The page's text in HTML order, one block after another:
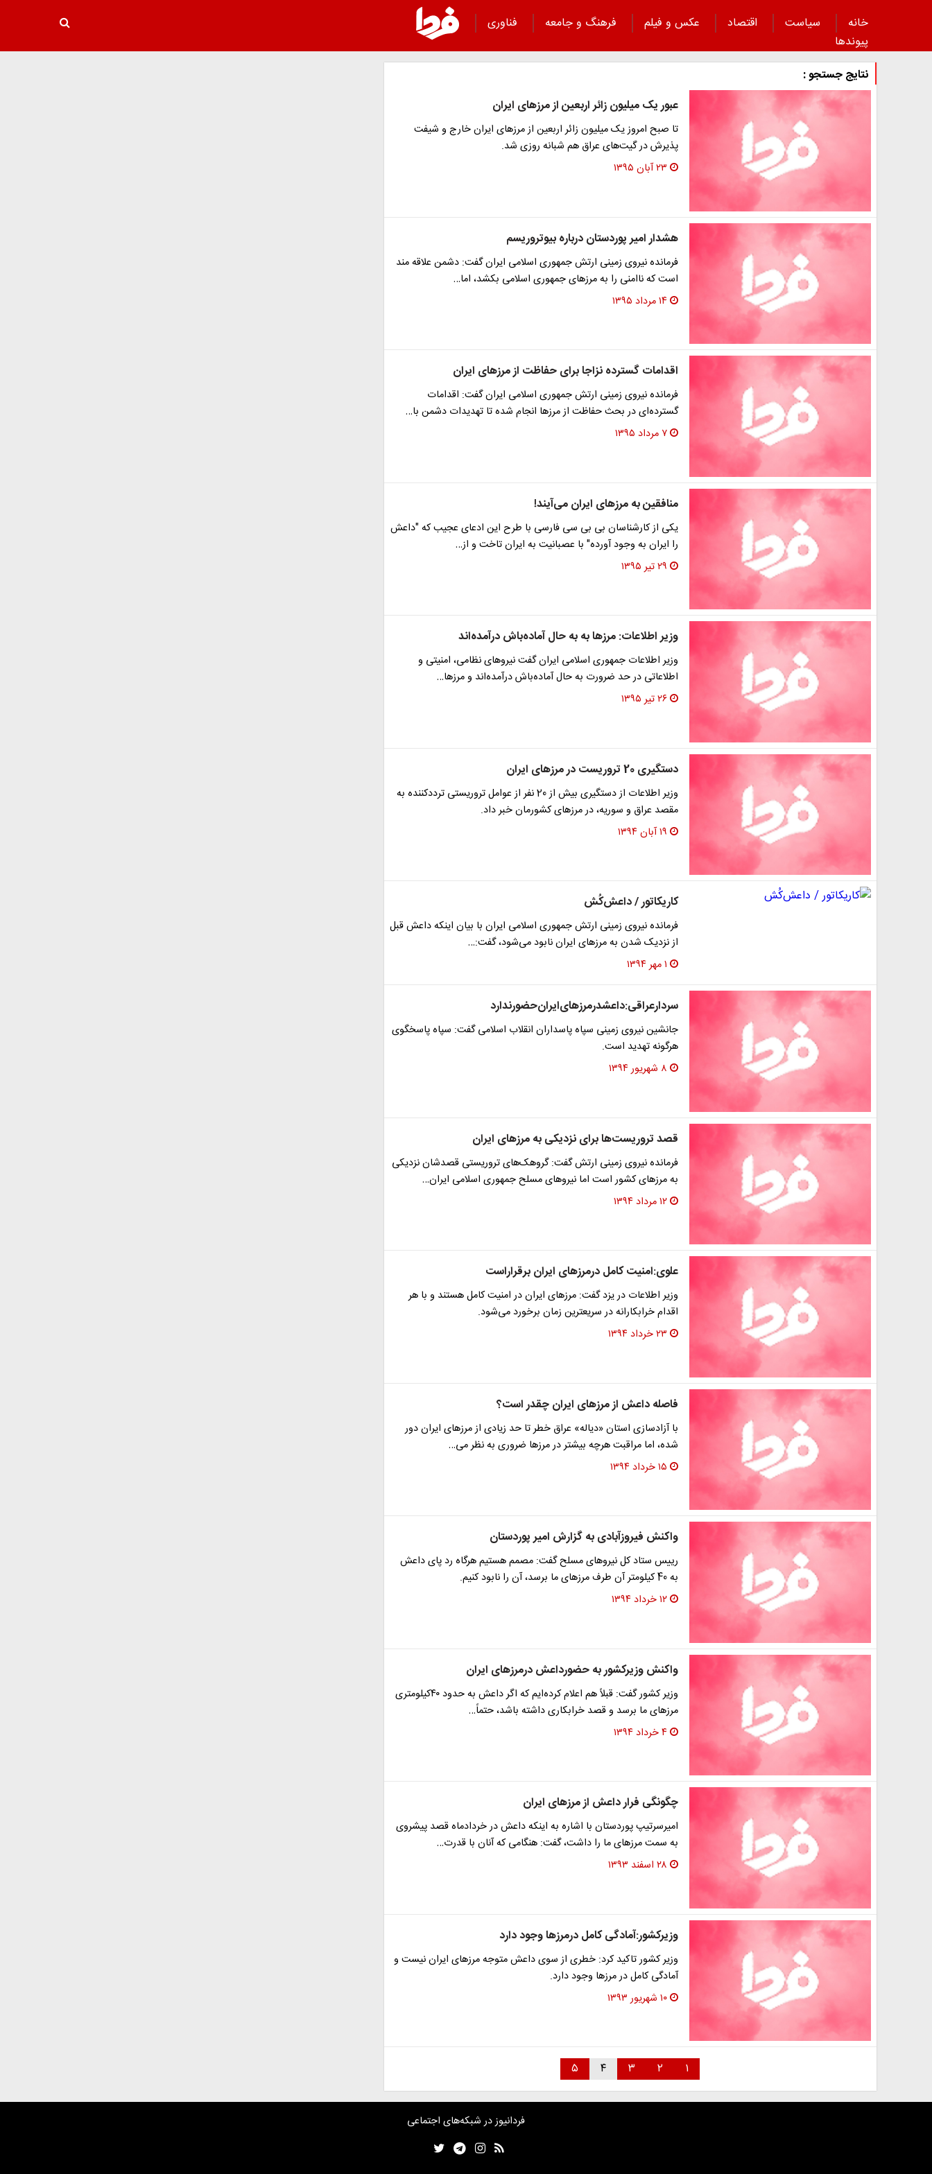
خانه سیاست اقتصاد عکس و فیلم فرهنگ و جامعه
فناوری
پیوند‌ها
نتایج جستجو :
عبور یک میلیون زائر اربعین از مرزهای ایران
تا صبح امروز یک میلیون زائر اربعین از مرزهای ایران خارج و شیفت
پذیرش در گیت‌های عراق هم شبانه روزی شد.
۲۳ آبان ۱۳۹۵
هشدار امیر پوردستان درباره بیوتروریسم
فرمانده نیروی زمینی ارتش جمهوری اسلامی ایران گفت: دشمن علاقه مند
است که ناامنی را به مرزهای جمهوری اسلامی بکشد، اما…
۱۴ مرداد ۱۳۹۵
اقدامات گسترده نزاجا برای حفاظت از مرزهای ایران
فرمانده نیروی زمینی ارتش جمهوری اسلامی ایران گفت: اقدامات
گسترده‌ای در بحث حفاظت از مرزها انجام شده تا تهدیدات دشمن با…
۷ مرداد ۱۳۹۵
منافقین به مرزهای ایران می‌آیند!
یکی از کارشناسان بی بی سی فارسی با طرح این ادعای عجیب که "داعش
را ایران به وجود آورده" با عصبانیت به ایران تاخت و از…
۲۹ تیر ۱۳۹۵
وزیر اطلاعات: مرزها به به حال آماده‌باش درآمده‌اند
وزیر اطلاعات جمهوری اسلامی ایران گفت نیروهای نظامی، امنیتی و
اطلاعاتی در حد ضرورت به حال آماده‌باش درآمده‌اند و مرزها…
۲۶ تیر ۱۳۹۵
دستگیری 20 تروریست در مرزهای ایران
وزیر اطلاعات از دستگیری بیش از 20 نفر از عوامل تروریستی ترددکننده به
مقصد عراق و سوریه، در مرزهای کشورمان خبر داد.
۱۹ آبان ۱۳۹۴
کاریکاتور / داعش‌کُش
فرمانده نیروی زمینی ارتش جمهوری اسلامی ایران با بیان اینکه داعش قبل
از نزدیک شدن به مرزهای ایران نابود می‌شود، گفت:…
۱ مهر ۱۳۹۴
سردارعراقی:داعش‎درمرزهای‌ایران‌حضورندارد
جانشین نیروی زمینی سپاه پاسداران انقلاب اسلامی گفت: سپاه پاسخگوی
هرگونه تهدید است.
۸ شهریور ۱۳۹۴
قصد تروریست‌ها برای نزدیکی به مرزهای ایران
فرمانده نیروی زمینی ارتش گفت: گروهک‌های تروریستی قصدشان نزدیکی
به مرزهای کشور است اما نیروهای مسلح جمهوری اسلامی ایران…
۱۲ مرداد ۱۳۹۴
علوی:امنیت کامل درمرزهای ایران برقراراست
وزیر اطلاعات در یزد گفت: مرزهای ایران در امنیت کامل هستند و با هر
اقدام خرابکارانه در سریعترین زمان برخورد می‌شود.
۲۳ خرداد ۱۳۹۴
فاصله داعش از مرزهای ایران چقدر است؟
با آزادسازی استان «دیاله» عراق خطر تا حد زیادی از مرزهای ایران دور
شده، اما مراقبت هرچه بیشتر در مرزها ضروری به نظر می‌…
۱۵ خرداد ۱۳۹۴
واکنش فیروزآبادی به گزارش امیر پوردستان
رییس ستاد کل نیروهای مسلح گفت: مصمم هستیم هرگاه رد پای داعش
به 40 کیلومتر آن طرف مرزهای ما برسد، آن را نابود کنیم.
۱۲ خرداد ۱۳۹۴
واکنش وزیرکشور به حضورداعش درمرزهای ایران
وزیر کشور گفت: قبلاً هم اعلام کرده‌ایم که اگر داعش به حدود ۴۰کیلومتری
مرزهای ما برسد و قصد خرابکاری داشته باشد، حتماً…
۴ خرداد ۱۳۹۴
چگونگی فرار داعش از مرزهای ایران
امیرسرتیپ پوردستان با اشاره به اینکه داعش در خردادماه قصد پیشروی
به سمت مرزهای ما را داشت، گفت: هنگامی که آنان با قدرت…
۲۸ اسفند ۱۳۹۳
وزیرکشور:آمادگی کامل درمرزها وجود دارد
وزیر کشور تاکید کرد: خطری از سوی داعش متوجه مرزهای ایران نیست و
آمادگی کامل در مرزها وجود دارد.
۱۰ شهریور ۱۳۹۳
۱ ۲ ۳ ۴ ۵
فردانیوز در شبکه‌های اجتماعی